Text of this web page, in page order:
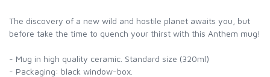
The discovery of a new wild and hostile planet awaits you, but
before take the time to quench your thirst with this Anthem mug!
- Mug in high quality ceramic. Standard size (320ml)
- Packaging: black window-box.